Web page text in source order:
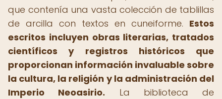
que contenía una vasta colección de tablillas
de arcilla con textos en cuneiforme. Estos
escritos incluyen obras literarias, tratados
científicos y registros históricos que
proporcionan información invaluable sobre
la cultura, la religión y la administración del
Imperio Neoasirio. La biblioteca de